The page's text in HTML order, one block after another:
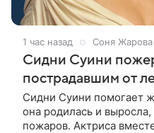
1 час назад Соня Жарова
Сидни Суини
пострадавшим от
Сидни Суини помогает
она родилась и
пожаров. Актриса